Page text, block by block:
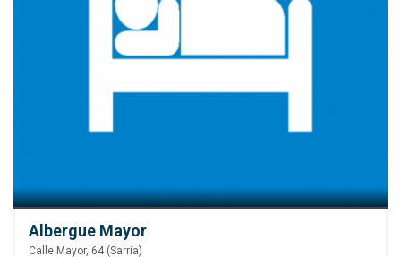
Albergue Mayor
Calle Mayor, 64 (Sarria)